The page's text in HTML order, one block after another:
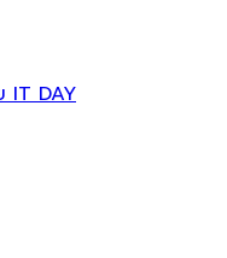
IT DAY